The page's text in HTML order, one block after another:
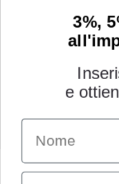
INFORMAZIONI
Chi siamo
Condizioni generali
3%,
e
Name
Email